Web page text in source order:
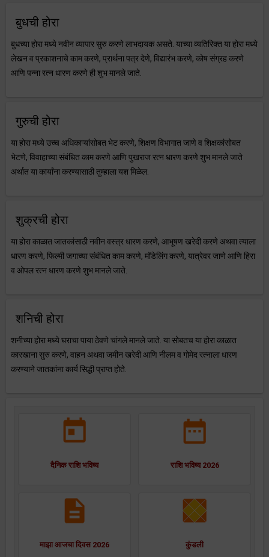
बुधची होरा
बुधच्या होरा मध्ये नवीन व्यापार सुरु करणे लाभदायक असते. याच्या व्यतिरिक्त या होरा मध्ये
लेखन व प्रकाशनाचे काम करणे, प्रार्थना पत्र देणे, विद्यारंभ करणे, कोष संग्रह करणे
आणि पन्ना रत्न धारण करणे ही शुभ मानले जाते.
गुरुची होरा
या होरा मध्ये उच्च अधिकाऱ्यांसोबत भेट करणे, शिक्षण विभागात जाणे व शिक्षकांसोबत
भेटणे, विवाहाच्या संबंधित काम करणे आणि पुखराज रत्न धारण करणे शुभ मानले जाते
अर्थात या कार्यांना करण्यासाठी तुम्हाला यश मिळेल.
शुक्रची होरा
या होरा काळात जातकांसाठी नवीन वस्त्र धारण करणे, आभूषण खरेदी करणे अथवा त्याला
धारण करणे, फिल्मी जगाच्या संबंधित काम करणे, मॉडेलिंग करणे, यात्रेवर जाणे आणि हिरा
व ओपल रत्न धारण करणे शुभ मानले जाते.
शनिची होरा
शनीच्या होरा मध्ये घराचा पाया ठेवणे चांगले मानले जाते. या सोबतच या होरा काळात
कारखाना सुरु करणे, वाहन अथवा जमीन खरेदी आणि नीलम व गोमेद रत्नाला धारण
करण्याने जातकांना कार्य सिद्धी प्राप्त होते.
दैनिक राशि भविष्य राशि भविष्य 2026
माझा आजचा दिवस 2026 कुंडली